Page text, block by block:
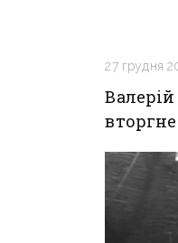
27 грудня